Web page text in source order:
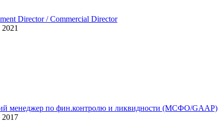
Director / Commercial Director
менеджер по фин.контролю и ликвидности (MСФО/GAAP)
2017